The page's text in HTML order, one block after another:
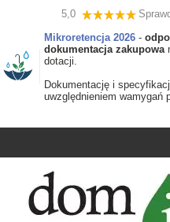
5,0
Mikroretencja 2026 -
dokumentacja zakupowa
dotacji.
Dokumentację i
uwzględnieniem wamygań